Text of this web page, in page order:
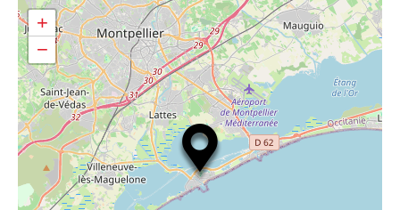
+
−